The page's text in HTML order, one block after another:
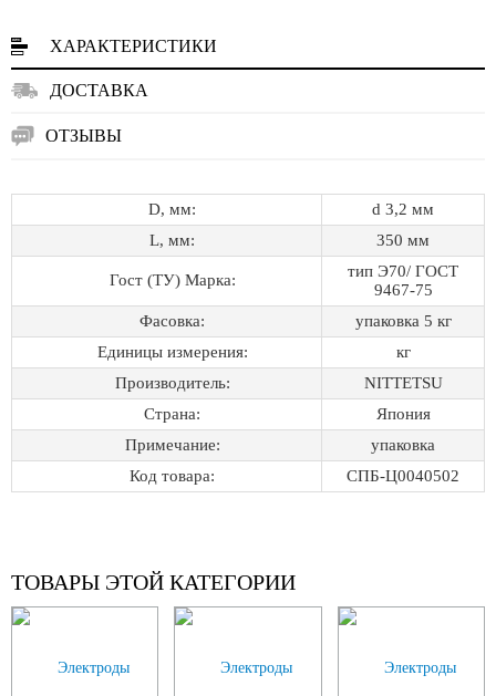
ХАРАКТЕРИСТИКИ
ДОСТАВКА
ОТЗЫВЫ
D, мм:
d 3,2 мм
L, мм:
350 мм
Гост (ТУ) Марка:
тип Э70/ ГОСТ
9467-75
Фасовка:
упаковка 5 кг
Единицы измерения:
кг
Производитель:
NITTETSU
Страна:
Япония
Примечание:
упаковка
Код товара:
СПБ-Ц0040502
ТОВАРЫ ЭТОЙ КАТЕГОРИИ